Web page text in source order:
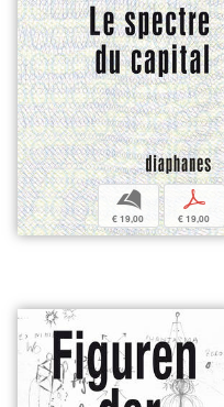
b
€ 19,00
p
€ 19,00